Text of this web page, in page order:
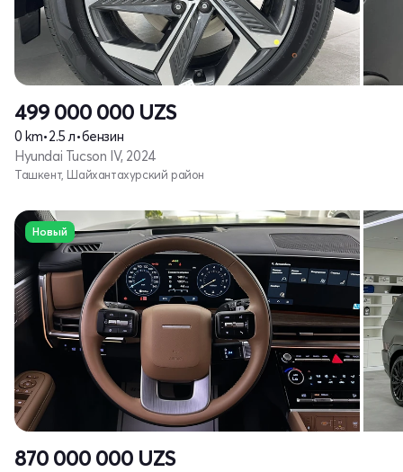
499 000 000 UZS
0 km•2.5 л•бензин
Hyundai Tucson IV, 2024
Ташкент, Шайхантахурский район
Новый
870 000 000 UZS